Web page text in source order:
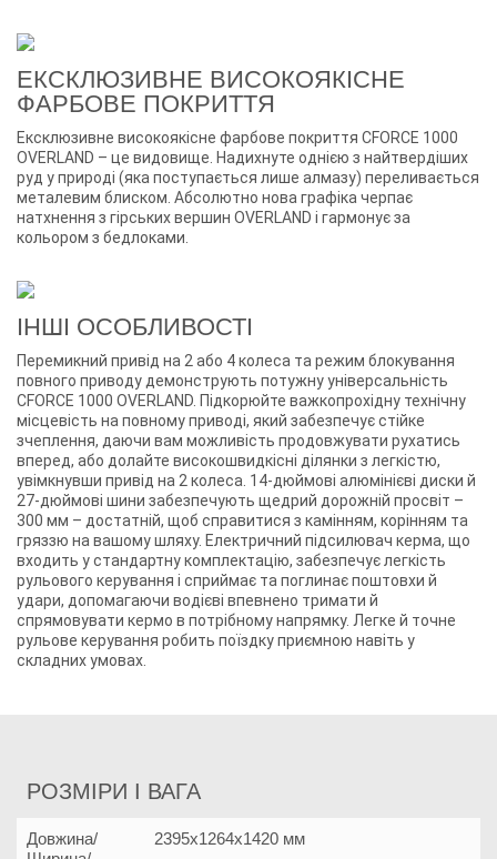
ЕКСКЛЮЗИВНЕ ВИСОКОЯКІСНЕ
ФАРБОВЕ ПОКРИТТЯ
Ексклюзивне високоякісне фарбове покриття CFORCE 1000
OVERLAND – це видовище. Надихнуте однією з найтвердіших
руд у природі (яка поступається лише алмазу) переливається
металевим блиском. Абсолютно нова графіка черпає
натхнення з гірських вершин OVERLAND і гармонує за
кольором з бедлоками.
ІНШІ ОСОБЛИВОСТІ
Перемикний привід на 2 або 4 колеса та режим блокування
повного приводу демонструють потужну універсальність
CFORCE 1000 OVERLAND. Підкорюйте важкопрохідну технічну
місцевість на повному приводі, який забезпечує стійке
зчеплення, даючи вам можливість продовжувати рухатись
вперед, або долайте високошвидкісні ділянки з легкістю,
увімкнувши привід на 2 колеса. 14-дюймові алюмінієві диски й
27-дюймові шини забезпечують щедрий дорожній просвіт –
300 мм – достатній, щоб справитися з камінням, корінням та
гряззю на вашому шляху. Електричний підсилювач керма, що
входить у стандартну комплектацію, забезпечує легкість
рульового керування і сприймає та поглинає поштовхи й
удари, допомагаючи водієві впевнено тримати й
спрямовувати кермо в потрібному напрямку. Легке й точне
рульове керування робить поїздку приємною навіть у
складних умовах.
РОЗМІРИ І ВАГА
Довжина/
2395x1264x1420 мм